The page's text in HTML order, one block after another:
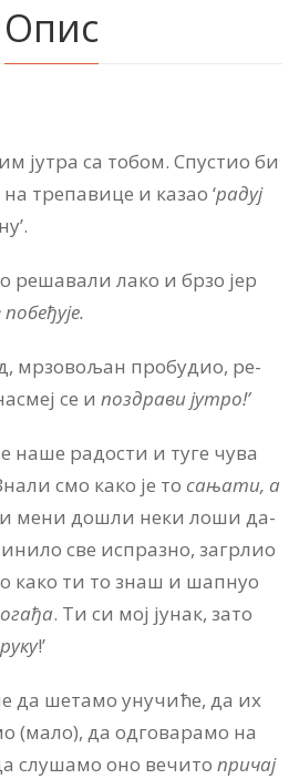
Опис
ју­тра са то­бом. Спу­стио би
тре­па­ви­це и ка­зао ‘ра­дуј
ре­ша­ва­ли ла­ко и бр­зо јер
мр­зо­во­љан про­бу­дио, ре­
се и по­здра­ви ју­тро!’
на­ше ра­до­сти и ту­ге чу­ва
смо ка­ко је то са­ња­ти, а
ме­ни до­шли не­ки ло­ши да­
све ис­пра­зно, за­гр­лио
ка­ко ти то знаш и шап­нуо
. Ти си мој ју­нак, за­то
!’
да ше­та­мо уну­чи­ће, да их
(ма­ло), да од­го­ва­ра­мо на
слу­ша­мо оно ве­чи­то при­чај